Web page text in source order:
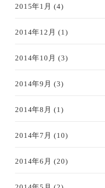
2015年1月 (4)
2014年12月 (1)
2014年10月 (3)
2014年9月 (3)
2014年8月 (1)
2014年7月 (10)
2014年6月 (20)